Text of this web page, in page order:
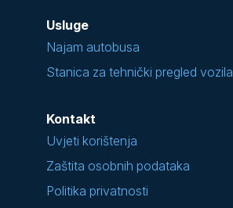
Usluge
Najam autobusa
Stanica za tehnički pregled vozila
Kontakt
Uvjeti korištenja
Zaštita osobnih podataka
Politika privatnosti